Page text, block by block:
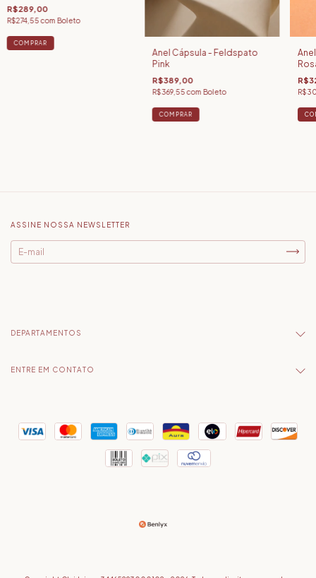
R$289,00
R$274,55com Boleto
COMPRAR
Anel Cápsula - Feldspato
Pink
R$389,00
R$369,55com Boleto
COMPRAR
ASSINE NOSSA NEWSLETTER
DEPARTAMENTOS
ENTRE EM CONTATO